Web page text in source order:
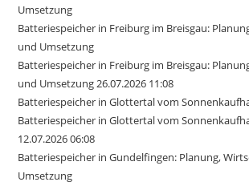
Umsetzung
Batteriespeicher in Freiburg im Breisgau:
und Umsetzung
Batteriespeicher in Freiburg im Breisgau:
und Umsetzung 26.07.2026 11:08
Batteriespeicher in Glottertal vom
Batteriespeicher in Glottertal vom
12.07.2026 06:08
Batteriespeicher in Gundelfingen: Planung,
Umsetzung